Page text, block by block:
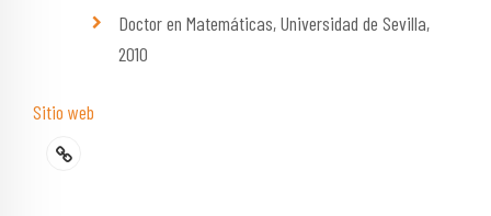
Doctor en Matemáticas, Universidad de Sevilla,
2010
Sitio web